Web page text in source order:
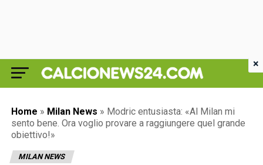
Home » Milan News » Modric entusiasta: «Al Milan mi
sento bene. Ora voglio provare a raggiungere quel grande
obiettivo!»
MILAN NEWS
×